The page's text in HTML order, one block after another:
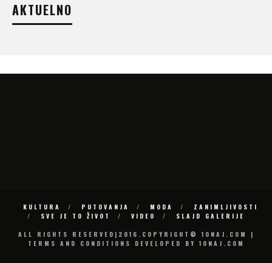
AKTUELNO
KULTURA PUTOVANJA MODA
ZANIMLJIVOSTI
SVE JE TO ŽIVOT
VIDEO
SLAJD GALERIJE
ALL RIGHTS RESERVED|2016.COPYRIGHT© 10NAJ.COM |
TERMS AND CONDITIONS DEVELOPED BY 10NAJ.COM